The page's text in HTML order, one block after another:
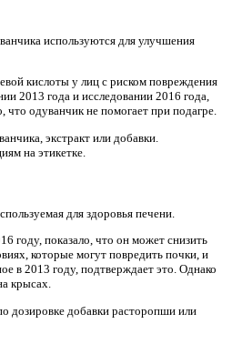
используются для улучшения
кислоты у лиц с риском повреждения
2013 года и исследовании 2016 года,
одуванчик не помогает при подагре.
экстракт или добавки.
на этикетке.
для здоровья печени.
году, показало, что он может снизить
которые могут повредить почки, и
в 2013 году, подтверждает это. Однако
крысах.
дозировке добавки расторопши или